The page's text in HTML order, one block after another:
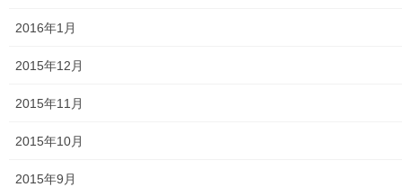
2016年1月
2015年12月
2015年11月
2015年10月
2015年9月